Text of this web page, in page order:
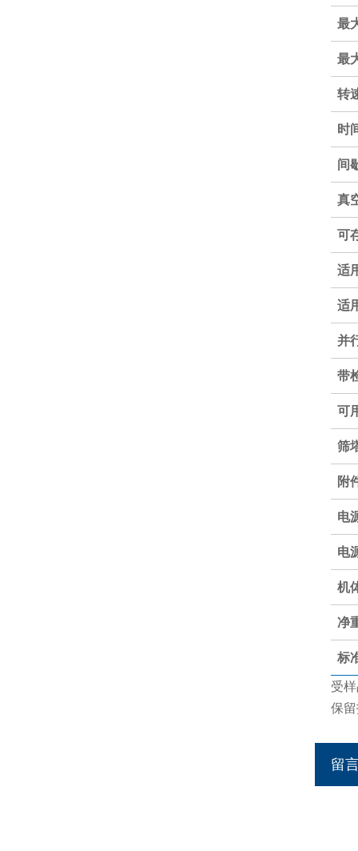
最
最
转
时
间
真
可
适
适
并
带
可
筛
附
电
电
机
净
标
受
保
留